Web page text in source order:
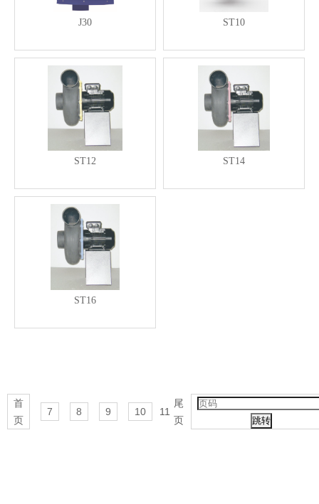
J30 ST10
ST12 ST14
ST16
首
页
7 8 9 10 11
尾
页